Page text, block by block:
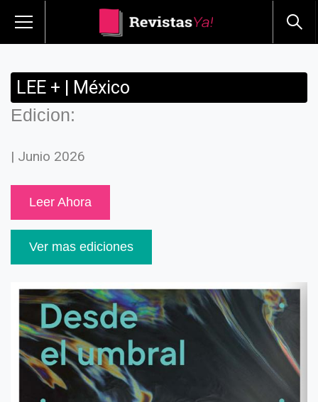
LEE + | México
Edicion:
| Junio 2026
Leer Ahora
Ver mas ediciones